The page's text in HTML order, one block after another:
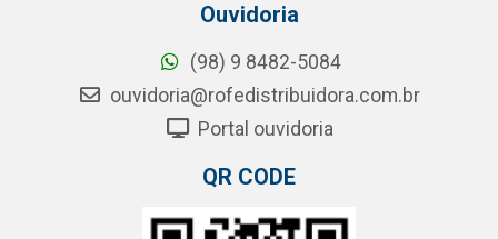
Ouvidoria
(98) 9 8482-5084
ouvidoria@rofedistribuidora.com.br
Portal ouvidoria
QR CODE